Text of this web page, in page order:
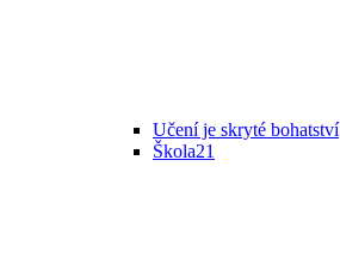
Učení je skryté bohatství
Škola21